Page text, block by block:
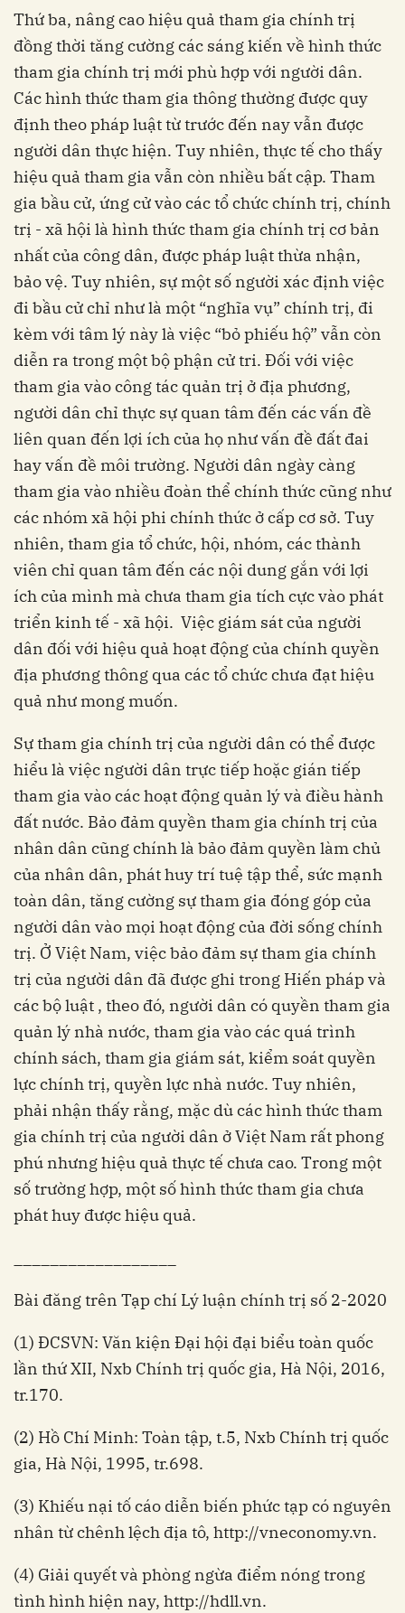
Thứ ba, nâng cao hiệu quả tham gia chính trị
đồng thời tăng cường các sáng kiến về hình thức
tham gia chính trị mới phù hợp với người dân.
Các hình thức tham gia thông thường được quy
định theo pháp luật từ trước đến nay vẫn được
người dân thực hiện. Tuy nhiên, thực tế cho thấy
hiệu quả tham gia vẫn còn nhiều bất cập. Tham
gia bầu cử, ứng cử vào các tổ chức chính trị, chính
trị - xã hội là hình thức tham gia chính trị cơ bản
nhất của công dân, được pháp luật thừa nhận,
bảo vệ. Tuy nhiên, sự một số người xác định việc
đi bầu cử chỉ như là một “nghĩa vụ” chính trị, đi
kèm với tâm lý này là việc “bỏ phiếu hộ” vẫn còn
diễn ra trong một bộ phận cử tri. Đối với việc
tham gia vào công tác quản trị ở địa phương,
người dân chỉ thực sự quan tâm đến các vấn đề
liên quan đến lợi ích của họ như vấn đề đất đai
hay vấn đề môi trường. Người dân ngày càng
tham gia vào nhiều đoàn thể chính thức cũng như
các nhóm xã hội phi chính thức ở cấp cơ sở. Tuy
nhiên, tham gia tổ chức, hội, nhóm, các thành
viên chỉ quan tâm đến các nội dung gắn với lợi
ích của mình mà chưa tham gia tích cực vào phát
triển kinh tế - xã hội. Việc giám sát của người
dân đối với hiệu quả hoạt động của chính quyền
địa phương thông qua các tổ chức chưa đạt hiệu
quả như mong muốn.
Sự tham gia chính trị của người dân có thể được
hiểu là việc người dân trực tiếp hoặc gián tiếp
tham gia vào các hoạt động quản lý và điều hành
đất nước. Bảo đảm quyền tham gia chính trị của
nhân dân cũng chính là bảo đảm quyền làm chủ
của nhân dân, phát huy trí tuệ tập thể, sức mạnh
toàn dân, tăng cường sự tham gia đóng góp của
người dân vào mọi hoạt động của đời sống chính
trị. Ở Việt Nam, việc bảo đảm sự tham gia chính
trị của người dân đã được ghi trong Hiến pháp và
các bộ luật , theo đó, người dân có quyền tham gia
quản lý nhà nước, tham gia vào các quá trình
chính sách, tham gia giám sát, kiểm soát quyền
lực chính trị, quyền lực nhà nước. Tuy nhiên,
phải nhận thấy rằng, mặc dù các hình thức tham
gia chính trị của người dân ở Việt Nam rất phong
phú nhưng hiệu quả thực tế chưa cao. Trong một
số trường hợp, một số hình thức tham gia chưa
phát huy được hiệu quả.
Bài đăng trên Tạp chí Lý luận chính trị số 2-2020
(1) ĐCSVN: Văn kiện Đại hội đại biểu toàn quốc
lần thứ XII, Nxb Chính trị quốc gia, Hà Nội, 2016,
tr.170.
(2) Hồ Chí Minh: Toàn tập, t.5, Nxb Chính trị quốc
gia, Hà Nội, 1995, tr.698.
(3) Khiếu nại tố cáo diễn biến phức tạp có nguyên
nhân từ chênh lệch địa tô, http://vneconomy.vn.
(4) Giải quyết và phòng ngừa điểm nóng trong
tình hình hiện nay, http://hdll.vn.